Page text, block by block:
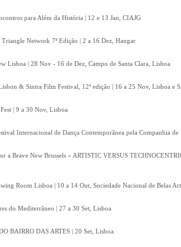
para Além da História | 12 e 13 Jan, CIAJG
Triangle Network 7ª Edição | 2 a 16 Dez, Hangar
Lisboa | 28 Nov - 16 de Dez, Campo de Santa Clara, Lisboa
& Sintra Film Festival, 12ª edição | 16 a 25 Nov, Lisboa e
| 9 a 30 Nov, Lisboa
Internacional de Dança Contemporânea pela Companhia
a Brave New Brussels » ARTISTIC VERSUS
Room Lisboa | 10 a 14 Out, Sociedade Nacional de Belas
do Mediterrâneo | 27 a 30 Set, Lisboa
BAIRRO DAS ARTES | 20 Set, Lisboa